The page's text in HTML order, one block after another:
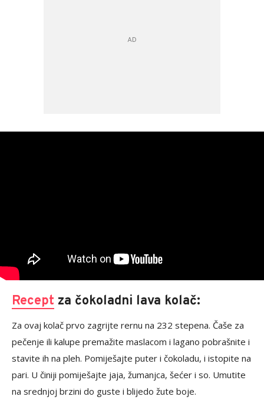
Recept za čokoladni lava kolač:
Za ovaj kolač prvo zagrijte rernu na 232 stepena. Čaše za
pečenje ili kalupe premažite maslacom i lagano pobrašnite i
stavite ih na pleh. Pomiješajte puter i čokoladu, i istopite na
pari. U činiji pomiješajte jaja, žumanjca, šećer i so. Umutite
na srednjoj brzini do guste i blijedo žute boje.